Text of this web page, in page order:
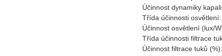
Účinnost dynamiky
Třída účinnosti
Účinnost osvětlení (lux/
Třída účinnosti filtrace
Účinnost filtrace tuků